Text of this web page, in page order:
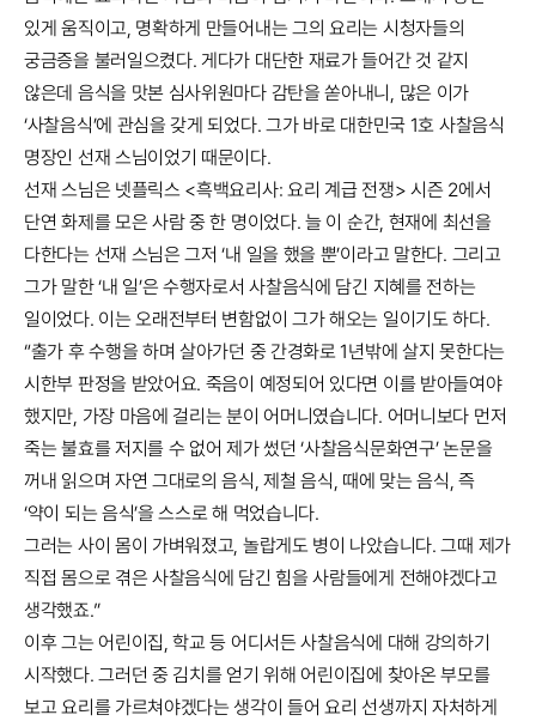
있게 움직이고, 명확하게 만들어내는 그의 요리는 시청자들의
궁금증을 불러일으켰다. 게다가 대단한 재료가 들어간 것 같지
않은데 음식을 맛본 심사위원마다 감탄을 쏟아내니, 많은 이가
‘사찰음식’에 관심을 갖게 되었다. 그가 바로 대한민국 1호 사찰음식
명장인 선재 스님이었기 때문이다.
선재 스님은 넷플릭스 <흑백요리사: 요리 계급 전쟁> 시즌 2에서
단연 화제를 모은 사람 중 한 명이었다. 늘 이 순간, 현재에 최선을
다한다는 선재 스님은 그저 ‘내 일을 했을 뿐’이라고 말한다. 그리고
그가 말한 ‘내 일’은 수행자로서 사찰음식에 담긴 지혜를 전하는
일이었다. 이는 오래전부터 변함없이 그가 해오는 일이기도 하다.
“출가 후 수행을 하며 살아가던 중 간경화로 1년밖에 살지 못한다는
시한부 판정을 받았어요. 죽음이 예정되어 있다면 이를 받아들여야
했지만, 가장 마음에 걸리는 분이 어머니였습니다. 어머니보다 먼저
죽는 불효를 저지를 수 없어 제가 썼던 ‘사찰음식문화연구’ 논문을
꺼내 읽으며 자연 그대로의 음식, 제철 음식, 때에 맞는 음식, 즉
‘약이 되는 음식’을 스스로 해 먹었습니다.
그러는 사이 몸이 가벼워졌고, 놀랍게도 병이 나았습니다. 그때 제가
직접 몸으로 겪은 사찰음식에 담긴 힘을 사람들에게 전해야겠다고
생각했죠.”
이후 그는 어린이집, 학교 등 어디서든 사찰음식에 대해 강의하기
시작했다. 그러던 중 김치를 얻기 위해 어린이집에 찾아온 부모를
보고 요리를 가르쳐야겠다는 생각이 들어 요리 선생까지 자처하게